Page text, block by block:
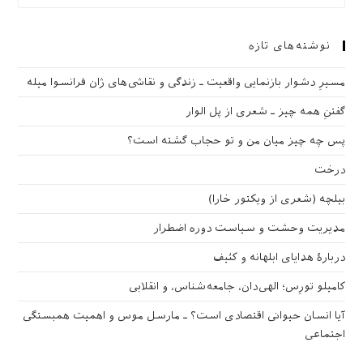
نوشته‌های تازه
مسیرِ دشوار بازنمایی واقعیت ـ زندگی و نقاشی‌های ژان فرانسوا میله
گفتنِ همه چیز ـ شعری از پل الوار
پس چه چیز میان من و تو حجاب گشته است؟
درخت
بیلچه (شعری از ویکتور خارا)
مدیریت وحشت و سیاست دوره اضطرار
دربارهٔ هدایای ابلهانه و کثیف
کامیلو تورِس؛ الهی‌دان، جامعه‌شناس، و انقلابی
آیا انسان حیوانی اقتصادی است؟ ـ مارسل موس و اهمیت همبستگی
اجتماعی